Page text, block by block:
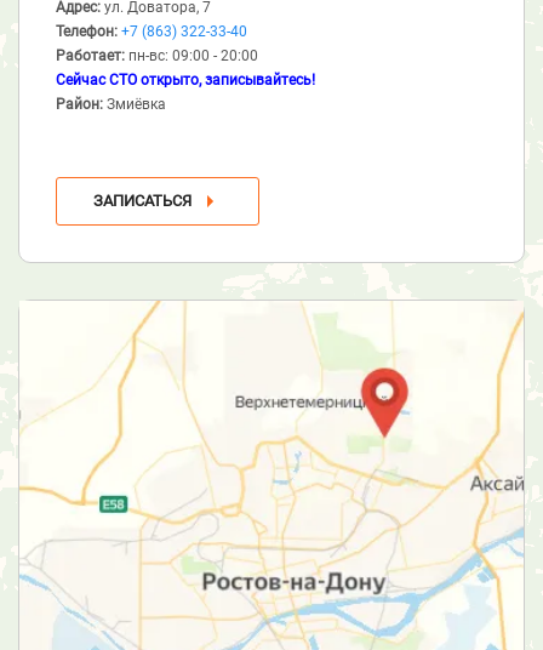
Адрес: ул. Доватора, 7
Телефон: +7 (863) 322-33-40
Работает: пн-вс: 09:00 - 20:00
Сейчас СТО открыто, записывайтесь!
Район: Змиёвка
ЗАПИСАТЬСЯ